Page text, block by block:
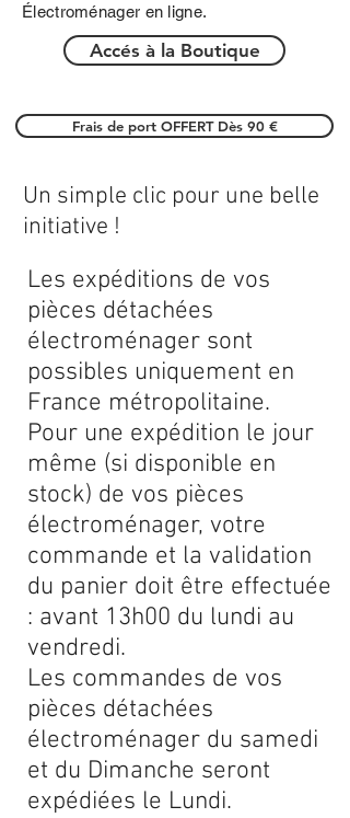
Électroménager en ligne.
Accés à la Boutique
Frais de port OFFERT Dès 90 €
Les expéditions de vos
pièces détachées
électroménager sont
possibles uniquement en
France métropolitaine.
Pour une expédition le jour
même (si disponible en
stock) de vos pièces
électroménager, votre
commande et la validation
du panier doit être effectuée
: avant 13h00 du lundi au
vendredi.
Les commandes de vos
pièces détachées
électroménager du samedi
et du Dimanche seront
expédiées le Lundi.
Un simple clic pour une belle
initiative !